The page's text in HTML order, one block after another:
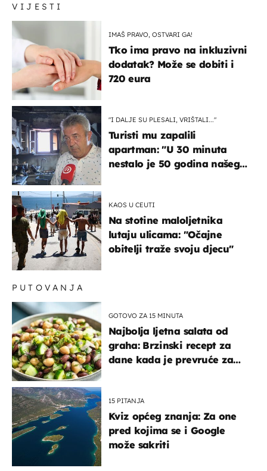
VIJESTI
IMAŠ PRAVO, OSTVARI GA!
Tko ima pravo na inkluzivni
dodatak? Može se dobiti i
720 eura
"I DALJE SU PLESALI, VRIŠTALI..."
Turisti mu zapalili
apartman: "U 30 minuta
nestalo je 50 godina našeg
KAOS U CEUTI
Na stotine maloljetnika
lutaju ulicama: "Očajne
obitelji traže svoju djecu"
PUTOVANJA
GOTOVO ZA 15 MINUTA
Najbolja ljetna salata od
graha: Brzinski recept za
dane kada je prevruće za
15 PITANJA
Kviz općeg znanja: Za one
pred kojima se i Google
može sakriti